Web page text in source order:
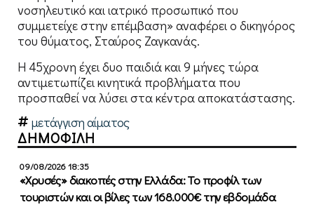
νοσηλευτικό και ιατρικό προσωπικό που
συμμετείχε στην επέμβαση» αναφέρει ο δικηγόρος
του θύματος, Σταύρος Ζαγκανάς.
Η 45χρονη έχει δυο παιδιά και 9 μήνες τώρα
αντιμετωπίζει κινητικά προβλήματα που
προσπαθεί να λύσει στα κέντρα αποκατάστασης.
μετάγγιση αίματος
ΔΗΜΟΦΙΛΗ
09/08/2026 18:35
«Χρυσές» διακοπές στην Ελλάδα: Το προφίλ των
τουριστών και οι βίλες των 168.000€ την εβδομάδα